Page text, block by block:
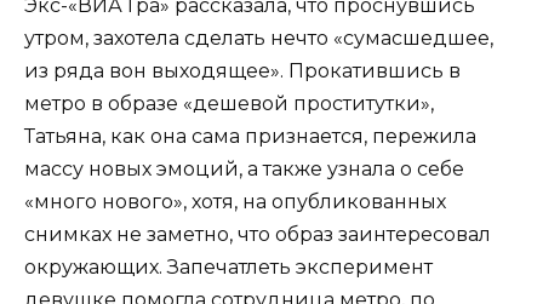
Экс-«ВИА Гра» рассказала, что проснувшись
утром, захотела сделать нечто «сумасшедшее,
из ряда вон выходящее». Прокатившись в
метро в образе «дешевой проститутки»,
Татьяна, как она сама признается, пережила
массу новых эмоций, а также узнала о себе
«много нового», хотя, на опубликованных
снимках не заметно, что образ заинтересовал
окружающих. Запечатлеть эксперимент